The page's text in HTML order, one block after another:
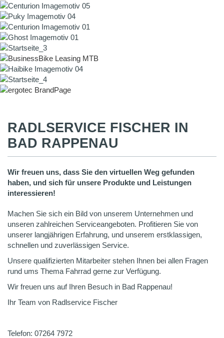
RADLSERVICE FISCHER IN
BAD RAPPENAU
Wir freuen uns, dass Sie den virtuellen Weg gefunden
haben, und sich für unsere Produkte und Leistungen
interessieren!
Machen Sie sich ein Bild von unserem Unternehmen und
unseren zahlreichen Serviceangeboten. Profitieren Sie von
unserer langjährigen Erfahrung, und unserem erstklassigen,
schnellen und zuverlässigen Service.
Unsere qualifizierten Mitarbeiter stehen Ihnen bei allen Fragen
rund ums Thema Fahrrad gerne zur Verfügung.
Wir freuen uns auf Ihren Besuch in Bad Rappenau!
Ihr Team von Radlservice Fischer
Telefon: 07264 7972